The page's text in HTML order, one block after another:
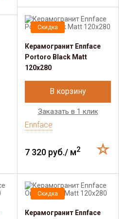
Скидка
Керамогранит Ennface
Portoro Black Matt
120x280
В корзину
Заказать в 1 клик
Ennface
7 320 руб./ м2
Скидка
Керамогранит Ennface